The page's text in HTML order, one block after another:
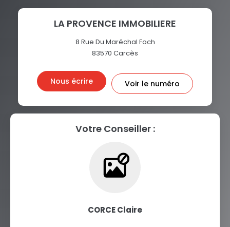
LA PROVENCE IMMOBILIERE
8 Rue Du Maréchal Foch
83570 Carcès
Nous écrire Voir le numéro
Votre Conseiller :
CORCE Claire